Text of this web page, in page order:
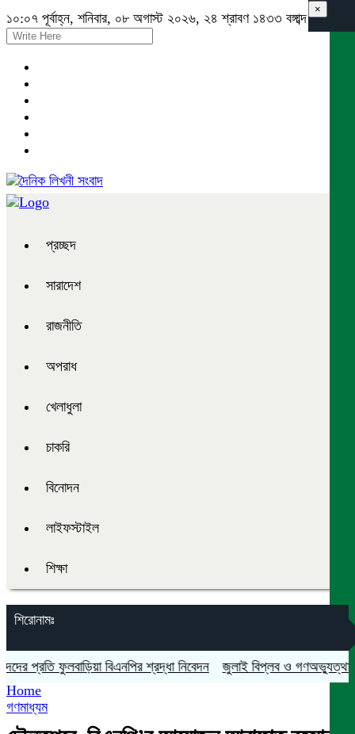
১০:০৭ পূর্বাহ্ন, শনিবার, ০৮ অগাস্ট ২০২৬, ২৪ শ্রাবণ ১৪৩৩ বঙ্গাব্দ
প্রচ্ছদ
সারাদেশ
রাজনীতি
অপরাধ
খেলাধুলা
চাকরি
বিনোদন
লাইফস্টাইল
শিক্ষা
শিরোনামঃ
ফুলবাড়িয়া বিএনপির শ্রদ্ধা নিবেদন জুলাই বিপ্লব ও গণঅভ্যুত্থান দিবস
×
Home
গণমাধ্যম